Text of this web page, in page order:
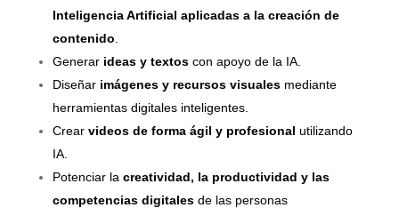
Inteligencia Artificial aplicadas a la creación de
contenido
Generar ideas y textoscon apoyo de la IA.
Diseñar imágenes y recursos visualesmediante
herramientas digitales inteligentes.
Crear videos de forma ágil y profesional utilizando
IA.
Potenciar la creatividad, la productividad y las
competencias digitalesde las personas